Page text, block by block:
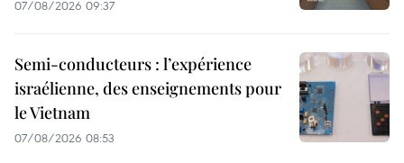
07/08/2026 09:37
Semi-conducteurs : l’expérience
israélienne, des enseignements pour
le Vietnam
07/08/2026 08:53